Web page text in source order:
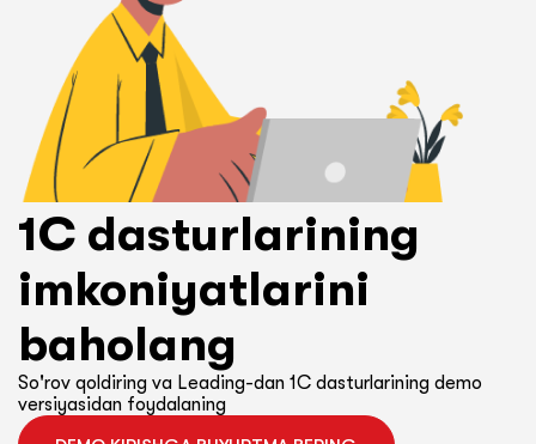
1C dasturlarining
imkoniyatlarini
baholang
So'rov qoldiring va Leading-dan 1C dasturlarining demo
versiyasidan foydalaning